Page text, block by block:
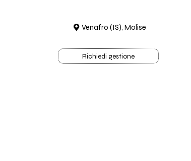
Venafro (IS), Molise
Richiedi gestione